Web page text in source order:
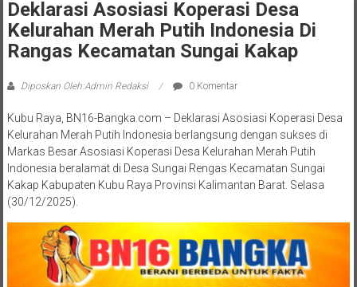
Kelurahan Merah Putih Indonesia Di
Rangas Kecamatan Sungai Kakap
Kelurahan Merah Putih Indonesia berlangsung dengan sukses di
Markas Besar Asosiasi Koperasi Desa Kelurahan Merah Putih
Indonesia beralamat di Desa Sungai Rengas Kecamatan Sungai
Kakap Kabupaten Kubu Raya Provinsi Kalimantan Barat. Selasa
(30/12/2025).